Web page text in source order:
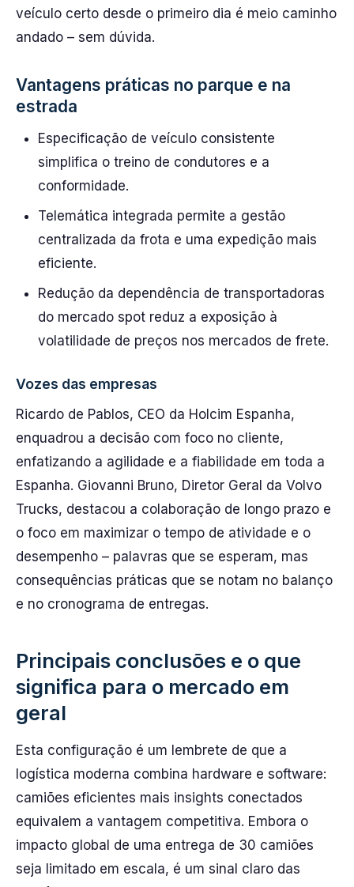
veículo certo desde o primeiro dia é meio caminho
andado – sem dúvida.
Vantagens práticas no parque e na
estrada
Especificação de veículo consistente
simplifica o treino de condutores e a
conformidade.
Telemática integrada permite a gestão
centralizada da frota e uma expedição mais
eficiente.
Redução da dependência de transportadoras
do mercado spot reduz a exposição à
volatilidade de preços nos mercados de frete.
Vozes das empresas
Ricardo de Pablos, CEO da Holcim Espanha,
enquadrou a decisão com foco no cliente,
enfatizando a agilidade e a fiabilidade em toda a
Espanha. Giovanni Bruno, Diretor Geral da Volvo
Trucks, destacou a colaboração de longo prazo e
o foco em maximizar o tempo de atividade e o
desempenho – palavras que se esperam, mas
consequências práticas que se notam no balanço
e no cronograma de entregas.
Principais conclusões e o que
significa para o mercado em
geral
Esta configuração é um lembrete de que a
logística moderna combina hardware e software:
camiões eficientes mais insights conectados
equivalem a vantagem competitiva. Embora o
impacto global de uma entrega de 30 camiões
seja limitado em escala, é um sinal claro das